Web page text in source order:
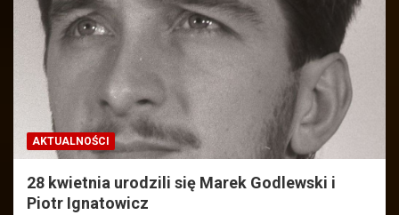
AKTUALNOŚCI
28 kwietnia urodzili się Marek Godlewski i
Piotr Ignatowicz